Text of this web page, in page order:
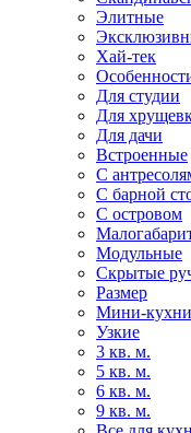
Элитные
Хай-тек
Для студии
Для
Для дачи
Встроенные
С
С барной
С островом
Модульные
Скрытые
Размер
Мини-кухни
Узкие
3 кв. м.
5 кв. м.
6 кв. м.
9 кв. м.